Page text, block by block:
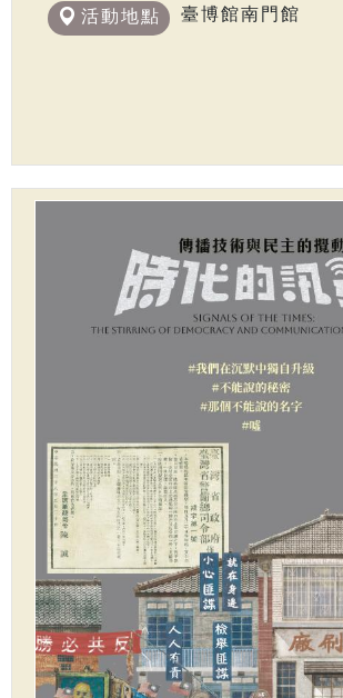
活動地點 臺博館南門館